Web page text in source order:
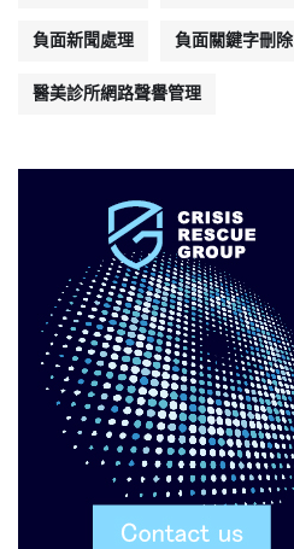
負面新聞處理 負面關鍵字刪除
醫美診所網路聲譽管理